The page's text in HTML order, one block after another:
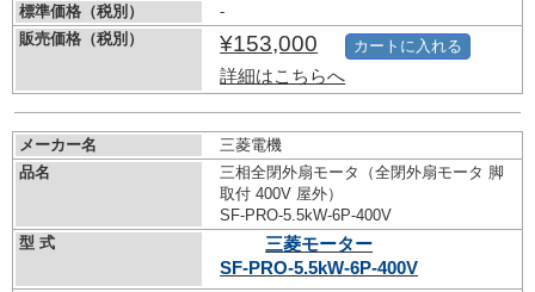
標準価格（税別）
-
販売価格（税別）
¥153,000
詳細はこちらへ
カートに入れる
メーカー名
三菱電機
品名
三相全閉外扇モータ（全閉外扇モータ 脚
取付 400V 屋外）
SF-PRO-5.5kW-6P-400V
型 式
三菱モーター
SF-PRO-5.5kW-6P-400V